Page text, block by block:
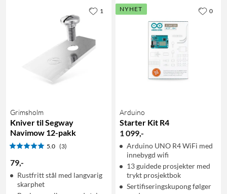
Grimsholm
Kniver til Segway
Navimow 12-pakk
5.0 (3)
79,-
Rustfritt stål med langvarig
skarphet
1 NYHET
Arduino
Starter Kit R4
1 099,-
Arduino UNO R4 WiFi med
innebygd wifi
13 guidede prosjekter med
trykt prosjektbok
Sertifiseringskupong følger
0